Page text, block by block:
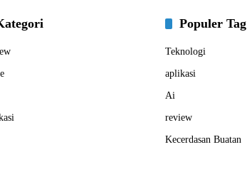
Populer Tag
Teknologi
aplikasi
Ai
review
Kecerdasan Buatan